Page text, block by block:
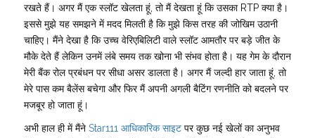
रखते हैं। अगर मैं एक स्लॉट खेलता हूं, तो मैं देखता हूं कि उसका RTP क्या है।
इससे मुझे यह समझने में मदद मिलती है कि मुझे किस तरह की जोखिम उठानी
चाहिए। मैंने देखा है कि उच्च वेरिएबिलिटी वाले स्लॉट आमतौर पर बड़े जीत के
मौके देते हैं लेकिन उनमें लंबे समय तक खोना भी संभव होता है। यह गेम के दौरान
मेरी बैंक रोल प्रबंधन पर सीधा असर डालता है। अगर मैं जल्दी हार जाता हूं, तो
मेरे पास कम बैलेंस बचेगा और फिर मैं अपनी अगली बैटिंग रणनीति को बदलने पर
मजबूर हो जाता हूं।
अभी हाल ही में मैंने Star111 आधिकारिक साइट पर कुछ नई खेलों का अनुभव